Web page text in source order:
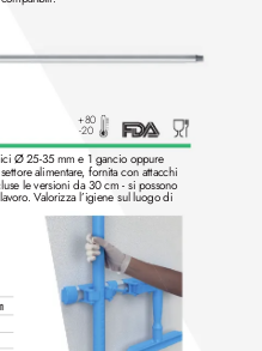
Ø 25-35 mm e 1 gancio oppure
e alimentare, fornita con attacchi
le versioni da 30 cm - si possono
. Valorizza l’igiene sul luogo di
+80
-20